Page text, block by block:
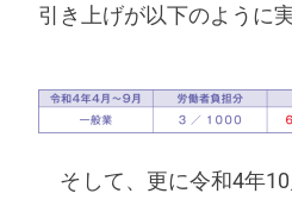
引き上げが以下のように
そして、更に令和4年